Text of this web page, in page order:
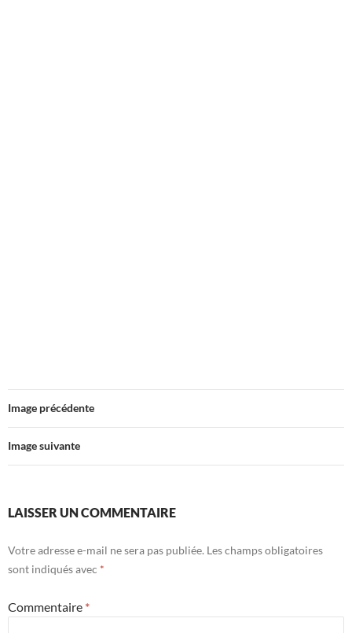
Image précédente
Image suivante
LAISSER UN COMMENTAIRE
Votre adresse e-mail ne sera pas publiée. Les champs obligatoires
sont indiqués avec *
Commentaire *